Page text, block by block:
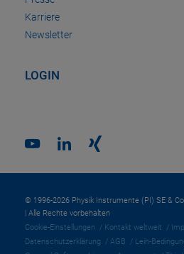
Karriere
Newsletter
LOGIN
© 1996-2026 Physik Instrumente (PI) SE &
| Alle Rechte vorbehalten
Cookie-Einstellungen
Kontakt weltweit
Datenschutzerklärung
AGB
Leih-